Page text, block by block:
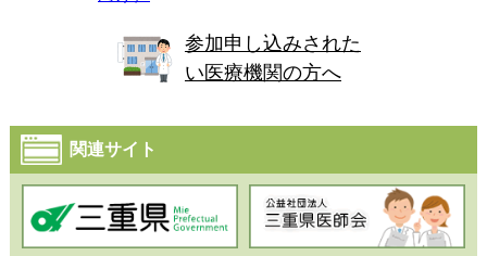
参加申し込みされた
い医療機関の方へ
関連サイト